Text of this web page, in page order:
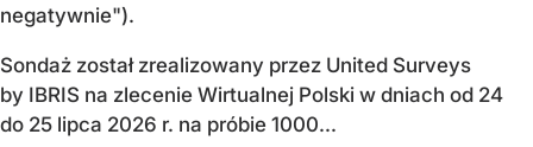
negatywnie").
Sondaż został zrealizowany przez United Surveys
by IBRIS na zlecenie Wirtualnej Polski w dniach od 24
do 25 lipca 2026 r. na próbie 1000...